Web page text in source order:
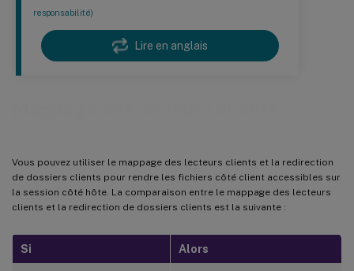
responsabilité)
Lire en anglais
Vous pouvez utiliser le mappage des lecteurs clients et la redirection
de dossiers clients pour rendre les fichiers côté client accessibles sur
la session côté hôte. La comparaison entre le mappage des lecteurs
clients et la redirection de dossiers clients est la suivante :
Si Alors